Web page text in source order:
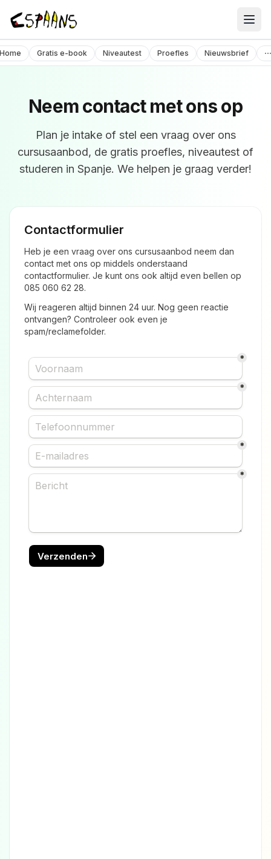
Cursusaanbod
Home Gratis e-book Niveautest Proefles Nieuwsbrief ⋯
Neem contact met ons op
Plan je intake of stel een vraag over ons
cursusaanbod, de gratis proefles, niveautest of
studeren in Spanje. We helpen je graag verder!
Contactformulier
Heb je een vraag over ons cursusaanbod neem dan
contact met ons op middels onderstaand
contactformulier. Je kunt ons ook altijd even bellen op
085 060 62 28.
Wij reageren altijd binnen 24 uur. Nog geen reactie
ontvangen? Controleer ook even je
spam/reclamefolder.